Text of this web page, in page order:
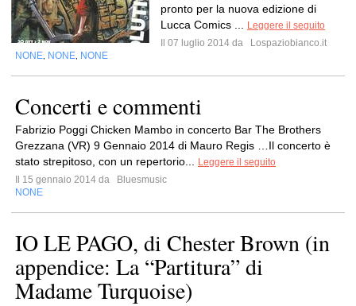
pronto per la nuova edizione di
Lucca Comics ...
Leggere il seguito
Il 07 luglio 2014 da
Lospaziobianco.it
NONE NONE NONE
Concerti e commenti
Fabrizio Poggi Chicken Mambo in concerto Bar The Brothers
Grezzana (VR) 9 Gennaio 2014 di Mauro Regis …Il concerto è
stato strepitoso, con un repertorio...
Leggere il seguito
Il 15 gennaio 2014 da
Bluesmusic
NONE
IO LE PAGO, di Chester Brown (in
appendice: La “Partitura” di
Madame Turquoise)